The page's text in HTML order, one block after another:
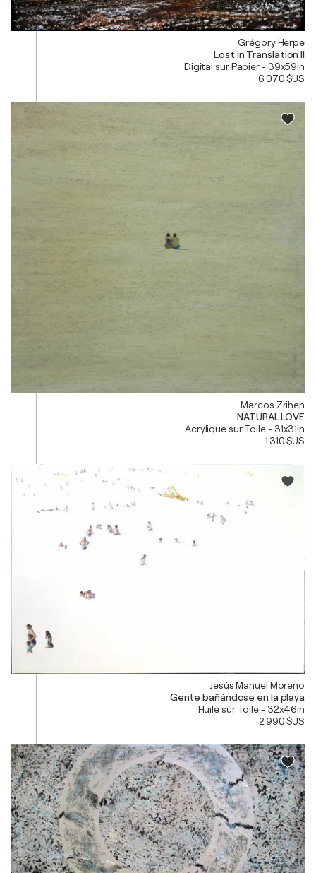
Grégory Herpe
Lost in Translation II
Digital sur Papier - 39x59in
6 070 $US
Marcos Zrihen
NATURAL LOVE
Acrylique sur Toile - 31x31in
1 310 $US
Jesús Manuel Moreno
Gente bañándose en la playa
Huile sur Toile - 32x46in
2 990 $US